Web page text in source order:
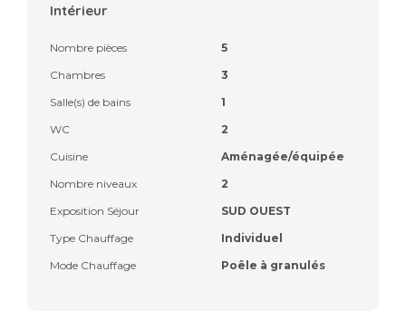
Intérieur
Nombre pièces
5
Chambres
3
Salle(s) de bains
1
WC
2
Cuisine
Aménagée/équipée
Nombre niveaux
2
Exposition Séjour
SUD OUEST
Type Chauffage
Individuel
Mode Chauffage
Poêle à granulés